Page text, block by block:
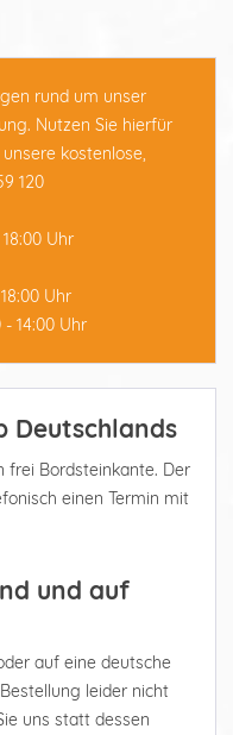
rund um unser
Nutzen Sie hierfür
kostenlose,
120
Uhr
Uhr
- 14:00 Uhr
Deutschlands
frei Bordsteinkante. Der
einen Termin mit
und auf
auf eine deutsche
leider nicht
uns statt dessen